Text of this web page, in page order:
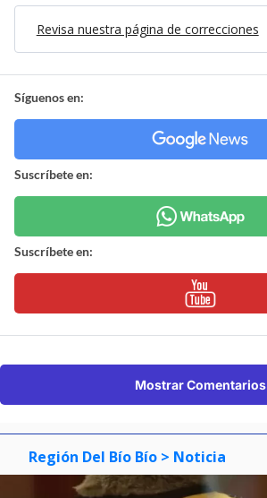
Revisa nuestra página de correcciones
Síguenos en:
Suscríbete en:
Suscríbete en:
Mostrar Comentarios
Región Del Bío Bío > Noticia